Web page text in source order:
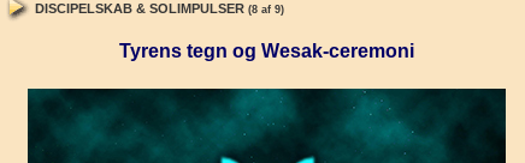
DISCIPELSKAB & SOLIMPULSER (8 af 9)
Tyrens tegn og Wesak-ceremoni